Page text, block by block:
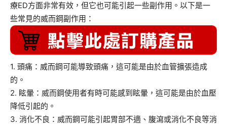
療ED方面非常有效，但它也可能引起一些副作用。以下是一
些常見的威而鋼副作用：
1. 頭痛：威而鋼可能導致頭痛，這可能是由於血管擴張造成
的。
2. 眩暈：威而鋼使用者有時可能感到眩暈，這可能是由於血壓
降低引起的。
3. 消化不良：威而鋼可能引起胃部不適、腹瀉或消化不良等消